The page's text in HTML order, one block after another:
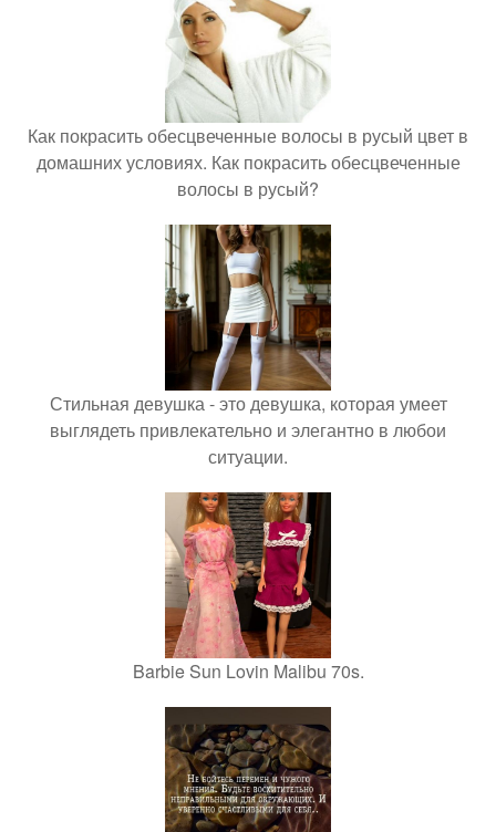
Как покрасить обесцвеченные волосы в русый цвет в
домашних условиях. Как покрасить обесцвеченные
волосы в русый?
Стильная девушка - это девушка, которая умеет
выглядеть привлекательно и элегантно в любои
ситуации.
Barbie Sun Lovin Malibu 70s.